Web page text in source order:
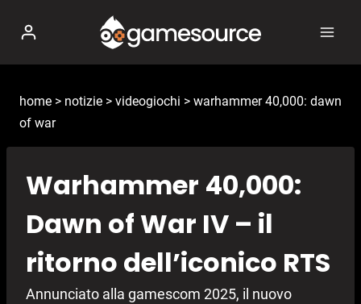
contenuto
home > notizie > videogiochi > warhammer 40,000: dawn
of war
Warhammer 40,000:
Dawn of War IV – il
ritorno dell’iconico RTS
Annunciato alla gamescom 2025, il nuovo